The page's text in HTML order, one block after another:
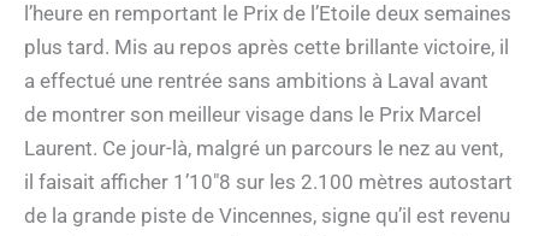
l’heure en remportant le Prix de l’Etoile deux semaines
plus tard. Mis au repos après cette brillante victoire, il
a effectué une rentrée sans ambitions à Laval avant
de montrer son meilleur visage dans le Prix Marcel
Laurent. Ce jour-là, malgré un parcours le nez au vent,
il faisait afficher 1’10″8 sur les 2.100 mètres autostart
de la grande piste de Vincennes, signe qu’il est revenu